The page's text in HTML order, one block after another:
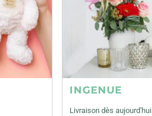
INGENUE
Livraison dès aujourd'hui